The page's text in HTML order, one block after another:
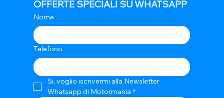
OFFERTE SPECIALI SU WHATSAPP
Nome
Telefono
Si, voglio iscrivermi alla Newsletter
Whatsapp di Motormania *